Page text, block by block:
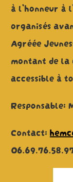
à l’honneur à
organisés
Agréée
montant de
accessible à
Responsable:
Contact: